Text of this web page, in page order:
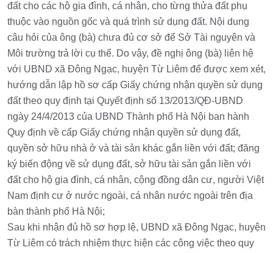
đất cho các hộ gia đình, cá nhân, cho từng thửa đất phụ
thuộc vào nguồn gốc và quá trình sử dụng đất. Nội dung
câu hỏi của ông (bà) chưa đủ cơ sở để Sở Tài nguyên và
Môi trường trả lời cụ thể. Do vậy, đề nghị ông (bà) liên hệ
với UBND xã Đông Ngạc, huyện Từ Liêm để được xem xét,
hướng dẫn lập hồ sơ cấp Giấy chứng nhận quyền sử dụng
đất theo quy định tại Quyết định số 13/2013/QĐ-UBND
ngày 24/4/2013 của UBND Thành phố Hà Nội ban hành
Quy định về cấp Giấy chứng nhận quyền sử dụng đất,
quyền sở hữu nhà ở và tài sản khác gắn liền với đất; đăng
ký biến động về sử dụng đất, sở hữu tài sản gắn liền với
đất cho hộ gia đình, cá nhân, cộng đồng dân cư, người Việt
Nam định cư ở nước ngoài, cá nhân nước ngoài trên địa
bàn thành phố Hà Nội;
Sau khi nhận đủ hồ sơ hợp lệ, UBND xã Đông Ngạc, huyện
Từ Liêm có trách nhiệm thực hiện các công việc theo quy